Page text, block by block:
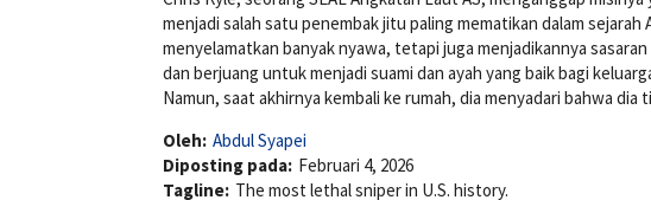
menjadi salah satu penembak jitu paling mematikan dalam
menyelamatkan banyak nyawa, tetapi juga menjadikannya
dan berjuang untuk menjadi suami dan ayah yang baik bagi
Namun, saat akhirnya kembali ke rumah, dia menyadari bahwa
Oleh: Abdul Syapei
Diposting pada: Februari 4, 2026
Tagline: The most lethal sniper in U.S. history.